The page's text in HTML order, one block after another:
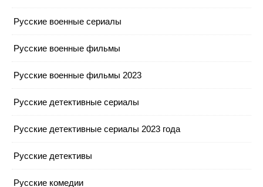
Русские военные сериалы
Русские военные фильмы
Русские военные фильмы 2023
Русские детективные сериалы
Русские детективные сериалы 2023 года
Русские детективы
Русские комедии